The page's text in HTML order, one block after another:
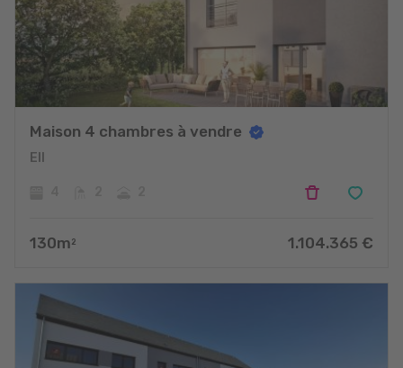
Maison 4 chambres à vendre
Ell
130m 2 1.104.365 €